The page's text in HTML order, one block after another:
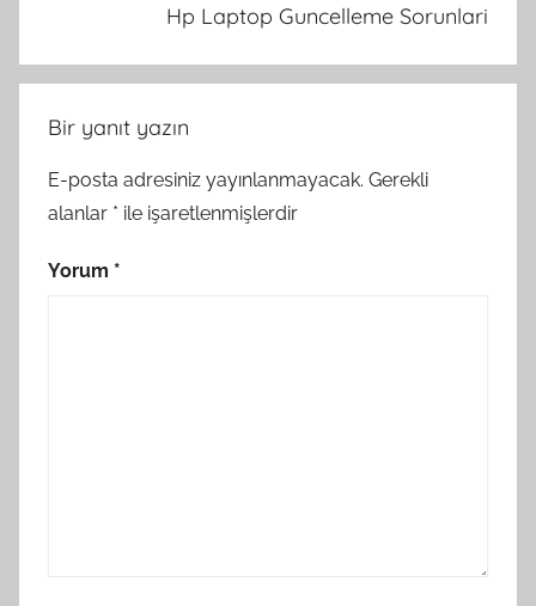
Hp Laptop Guncelleme Sorunlari
Bir yanıt yazın
E-posta adresiniz yayınlanmayacak. Gerekli
alanlar * ile işaretlenmişlerdir
Yorum *